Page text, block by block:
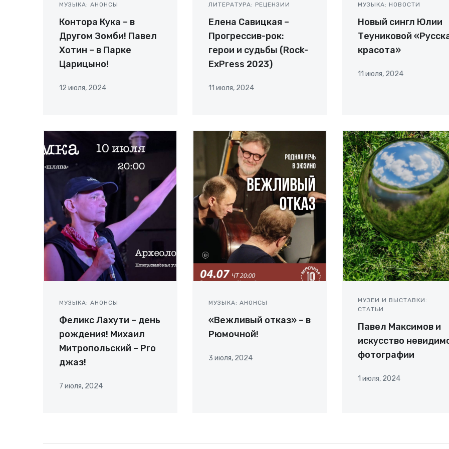
МУЗЫКА: АНОНСЫ
Контора Кука – в
Другом Зомби! Павел
Хотин – в Парке
Царицыно!
12 июля, 2024
ЛИТЕРАТУРА: РЕЦЕНЗИИ
Елена Савицкая –
Прогрессив-рок:
герои и судьбы (Rock-
ExPress 2023)
11 июля, 2024
МУЗЫКА: НОВОСТИ
Новый сингл Юлии
Теуниковой
красота»
11 июля, 2024
МУЗЫКА: АНОНСЫ
Феликс Лахути – день
рождения! Михаил
Митропольский – Pro
джаз!
7 июля, 2024
МУЗЫКА: АНОНСЫ
«Вежливый отказ» – в
Рюмочной!
3 июля, 2024
МУЗЕИ И ВЫСТАВКИ:
СТАТЬИ
Павел Максимов и
искусство
фотографии
1 июля, 2024